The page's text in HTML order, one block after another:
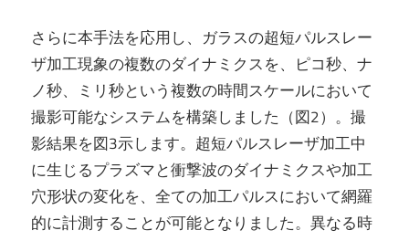
さらに本手法を応用し、ガラスの超短パルスレー
ザ加工現象の複数のダイナミクスを、ピコ秒、ナ
ノ秒、ミリ秒という複数の時間スケールにおいて
撮影可能なシステムを構築しました（図2）。撮
影結果を図3示します。超短パルスレーザ加工中
に生じるプラズマと衝撃波のダイナミクスや加工
穴形状の変化を、全ての加工パルスにおいて網羅
的に計測することが可能となりました。異なる時